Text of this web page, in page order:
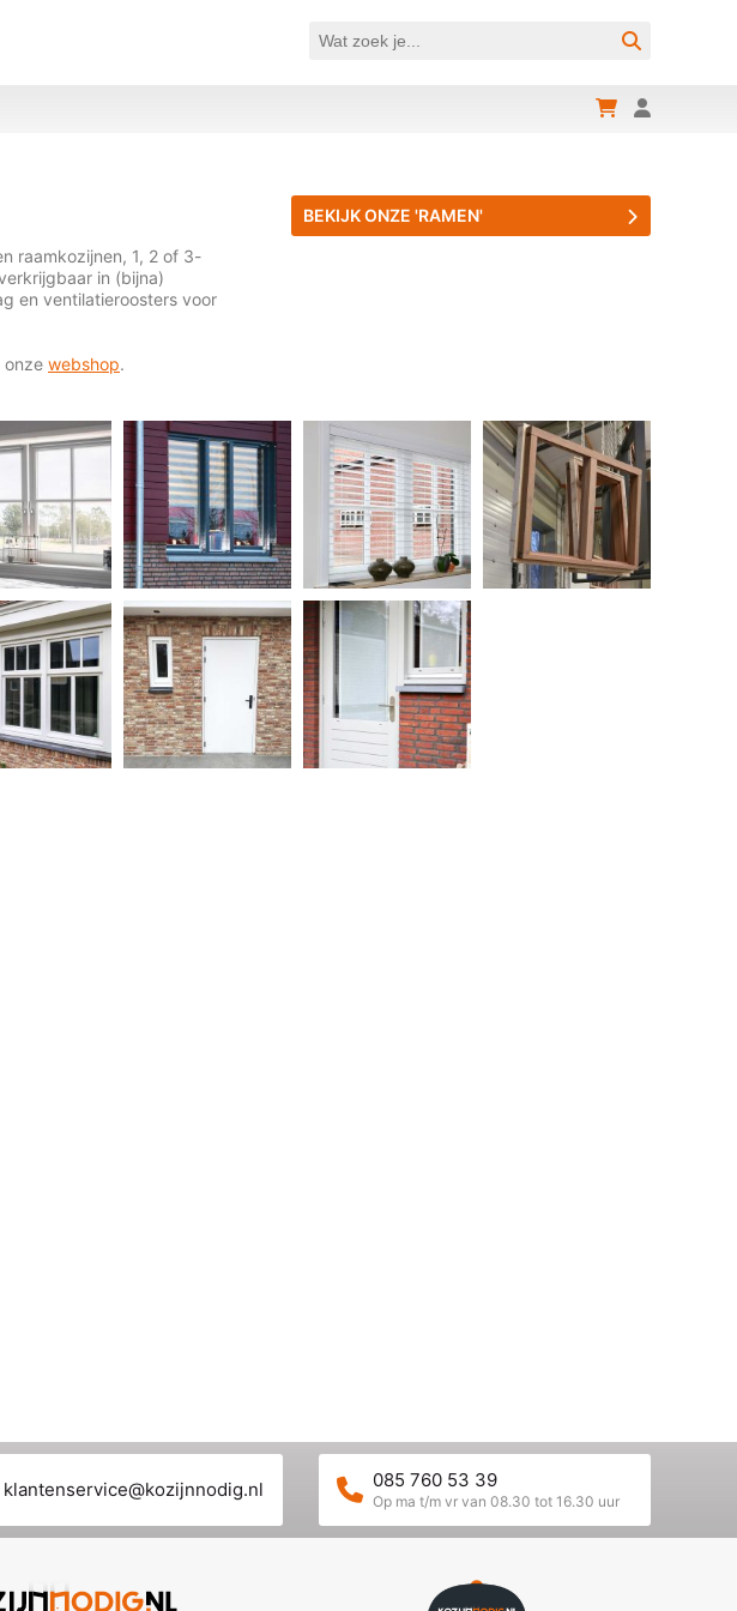
raamkozijnen, 1, 2 of 3-
in (bijna)
en ventilatieroosters voor
onze webshop.
BEKIJK ONZE 'RAMEN'
klantenservice@kozijnnodig.nl 085 760 53 39
Op ma t/m vr van 08.30 tot 16.30 uur